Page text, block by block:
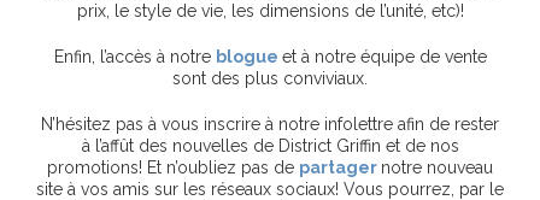
prix, le style de vie, les dimensions de l’unité, etc)!
Enfin, l’accès à notre blogue et à notre équipe de vente
sont des plus conviviaux.
N’hésitez pas à vous inscrire à notre infolettre afin de rester
à l’affût des nouvelles de District Griffin et de nos
promotions! Et n’oubliez pas de partager notre nouveau
site à vos amis sur les réseaux sociaux! Vous pourrez, par le